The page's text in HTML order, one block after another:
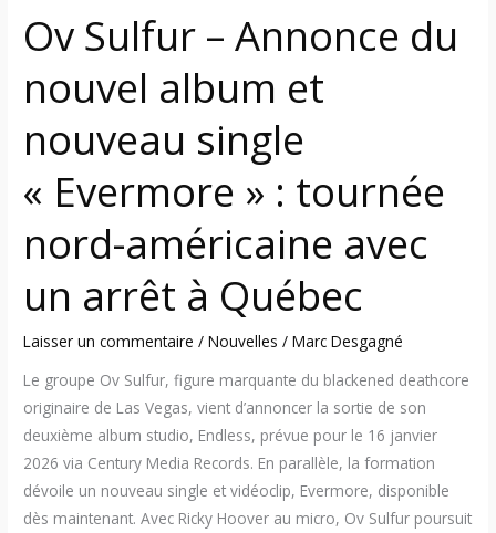
Ov Sulfur – Annonce du
nouvel album et
nouveau single
« Evermore » : tournée
nord-américaine avec
un arrêt à Québec
Laisser un commentaire /Nouvelles /Marc Desgagné
Le groupe Ov Sulfur, figure marquante du blackened deathcore
originaire de Las Vegas, vient d’annoncer la sortie de son
deuxième album studio, Endless, prévue pour le 16 janvier
2026 via Century Media Records. En parallèle, la formation
dévoile un nouveau single et vidéoclip, Evermore, disponible
dès maintenant. Avec Ricky Hoover au micro, Ov Sulfur poursuit
tournée
nord-
américaine
avec
un
arrêt
Québec